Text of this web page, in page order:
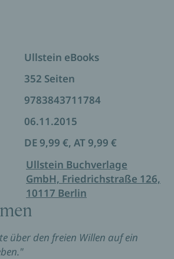
Freiheit mit Hilfe von Kant,
Nagel, aber auch Dr. Who, The
Fargo. Mit seinem
Plädoyer gegen den
Markus Gabriel eine neue
Willens vor und gibt eine
selbst - mit Verve, Humor
Erkenntnissen.
Ullstein eBooks
352 Seiten
9783843711784
06.11.2015
DE 9,99 €, AT 9,99 €
Ullstein Buchverlage
GmbH, Friedrichstraße 126,
10117 Berlin
über den freien Willen auf ein